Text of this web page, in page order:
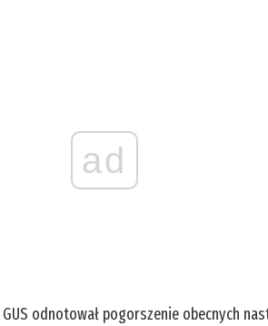
ad
odnotował pogorszenie obecnych